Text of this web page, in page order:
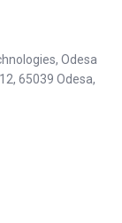
Odesa
65039 Odesa,